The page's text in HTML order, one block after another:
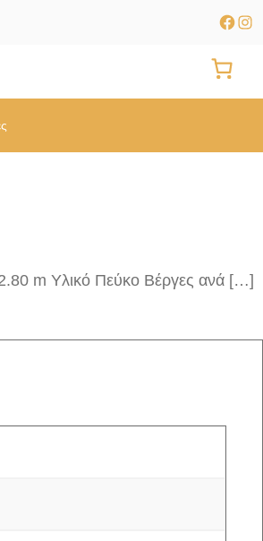
m Υλικό Πεύκο Βέργες ανά […]